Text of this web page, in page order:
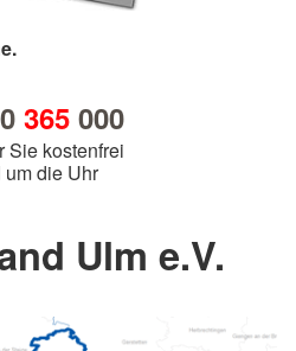
365000
Sie kostenfrei
um die Uhr
Ulm e.V.